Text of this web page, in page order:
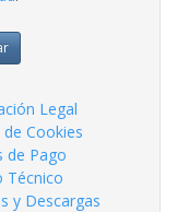
Legal
Cookies
de Pago
Técnico
y Descargas